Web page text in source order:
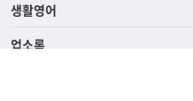
생활영어
업소록